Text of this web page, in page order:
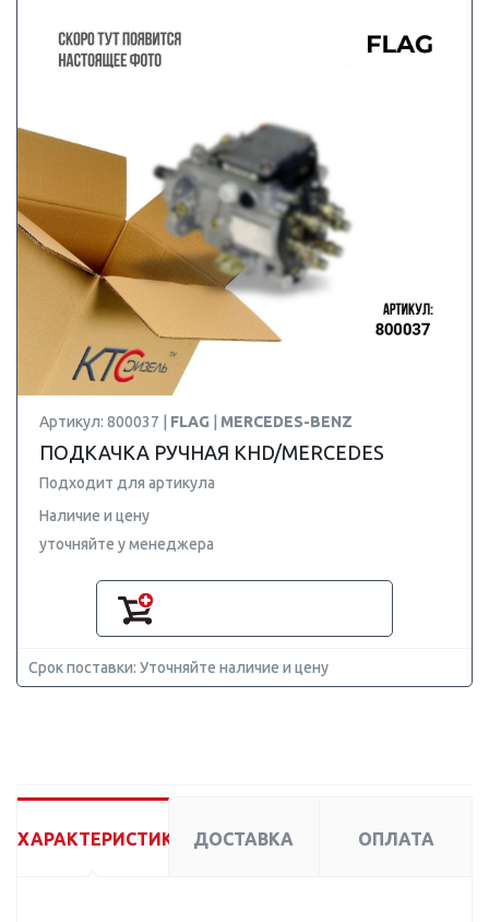
Артикул: 800037 | FLAG MERCEDES-BENZ
ПОДКАЧКА РУЧНАЯ KHD/MERCEDES
Подходит для артикула
Наличие и цену
уточняйте у менеджера
Срок поставки: Уточняйте наличие и цену
ХАРАКТЕРИСТИКИ ДОСТАВКА ОПЛАТА